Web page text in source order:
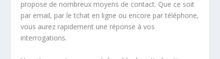
propose de nombreux moyens de contact. Que ce soit
par email, par le tchat en ligne ou encore par téléphone,
vous aurez rapidement une réponse à vos
interrogations.